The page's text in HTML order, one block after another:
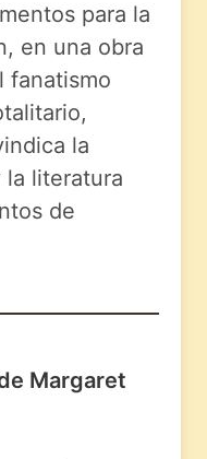
para la
en una obra
fanatismo
la
la literatura
de
Margaret